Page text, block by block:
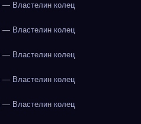
Властелин колец
Властелин колец
Властелин колец
Властелин колец
Властелин колец